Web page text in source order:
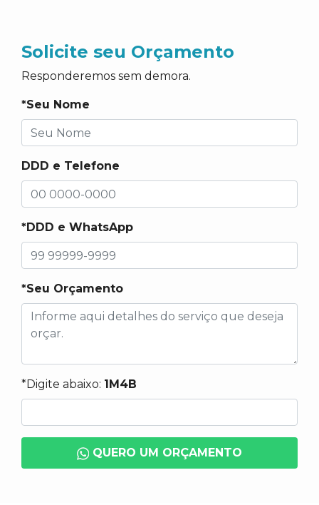
Solicite seu Orçamento
Responderemos sem demora.
*Seu Nome
DDD e Telefone
*DDD e WhatsApp
*Seu Orçamento
*Digite abaixo: 1M4B
QUERO UM ORÇAMENTO